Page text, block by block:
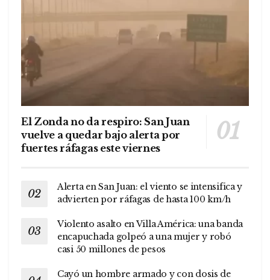
El Zonda no da respiro: San Juan
vuelve a quedar bajo alerta por
fuertes ráfagas este viernes
Alerta en San Juan: el viento se intensifica y
advierten por ráfagas de hasta 100 km/h
Violento asalto en Villa América: una banda
encapuchada golpeó a una mujer y robó
casi 50 millones de pesos
Cayó un hombre armado y con dosis de